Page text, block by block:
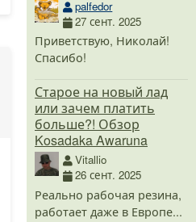
palfedor
27 сент. 2025
Приветствую, Николай!
Спасибо!
Старое на новый лад
или зачем платить
больше?! Обзор
Kosadaka Awaruna
Vitallio
26 сент. 2025
Реально рабочая резина,
работает даже в Европе...